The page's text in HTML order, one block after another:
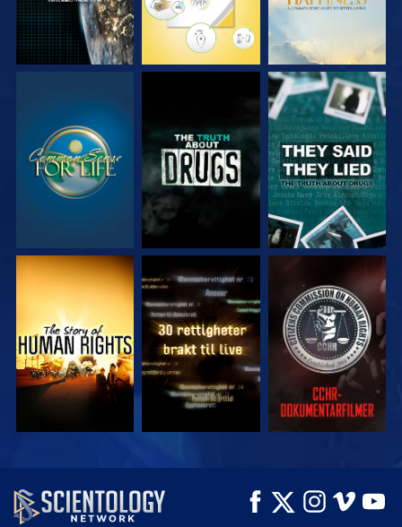
SE SE
SE SE SE
SE UTFORSK SERIEN